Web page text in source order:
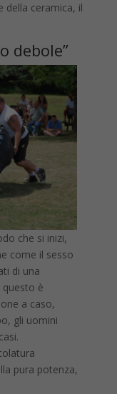
della ceramica, il
debole”
che si inizi,
come il sesso
di una
è
a caso,
gli uomini
pura potenza,